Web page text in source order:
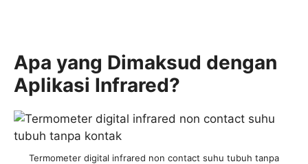
Apa yang Dimaksud dengan
Aplikasi Infrared?
Termometer digital infrared non contact suhu tubuh tanpa